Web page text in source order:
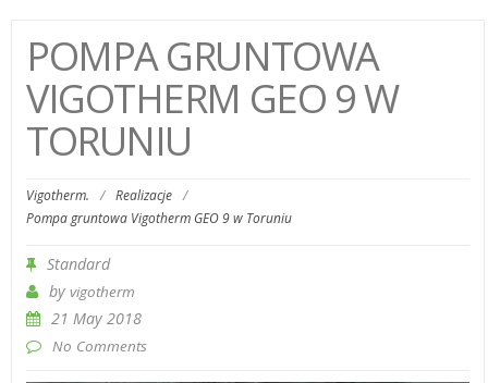
POMPA GRUNTOWA
VIGOTHERM GEO 9 W
TORUNIU
Vigotherm. / Realizacje /
Pompa gruntowa Vigotherm GEO 9 w Toruniu
Standard
by vigotherm
21 May 2018
No Comments